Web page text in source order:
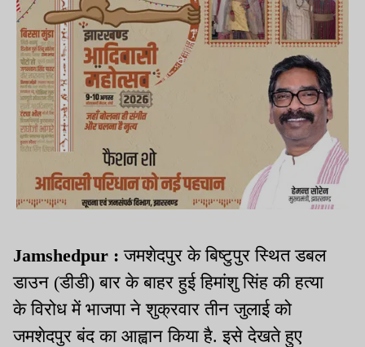
Jamshedpur :जमशेदपुर के बिष्टुपुर स्थित डबल
डाउन (डीडी) बार के बाहर हुई हिमांशु सिंह की हत्या
के विरोध में भाजपा ने शुक्रवार तीन जुलाई को
जमशेदपुर बंद का आह्वान किया है. इसे देखते हुए